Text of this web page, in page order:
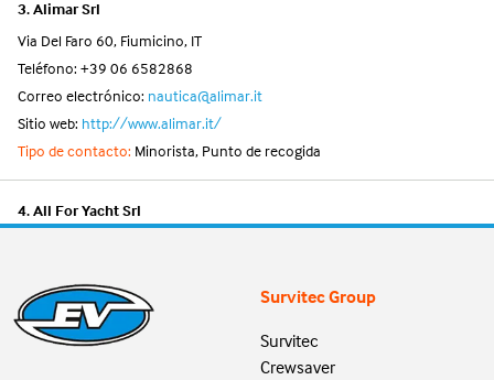
3. Alimar Srl
Via Del Faro 60, Fiumicino, IT
Teléfono: +39 06 6582868
Correo electrónico: nautica@alimar.it
Sitio web: http://www.alimar.it/
Tipo de contacto: Minorista, Punto de recogida
4. All For Yacht Srl
Correo electrónico: info@allforyacht.it
Sitio web:https://www.allforyacht.it/
Tipo de contacto:
Minorista, Punto de recogida
Survitec Group
Survitec
Crewsaver